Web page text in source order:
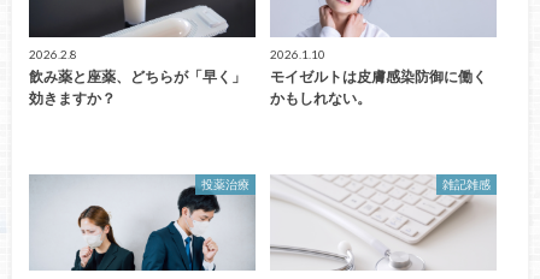
2026.2.8
飲み薬と座薬、どちらが「早く」
効きますか？
2026.1.10
モイゼルトは皮膚感染防御に働く
かもしれない。
投薬治療 雑記雑感